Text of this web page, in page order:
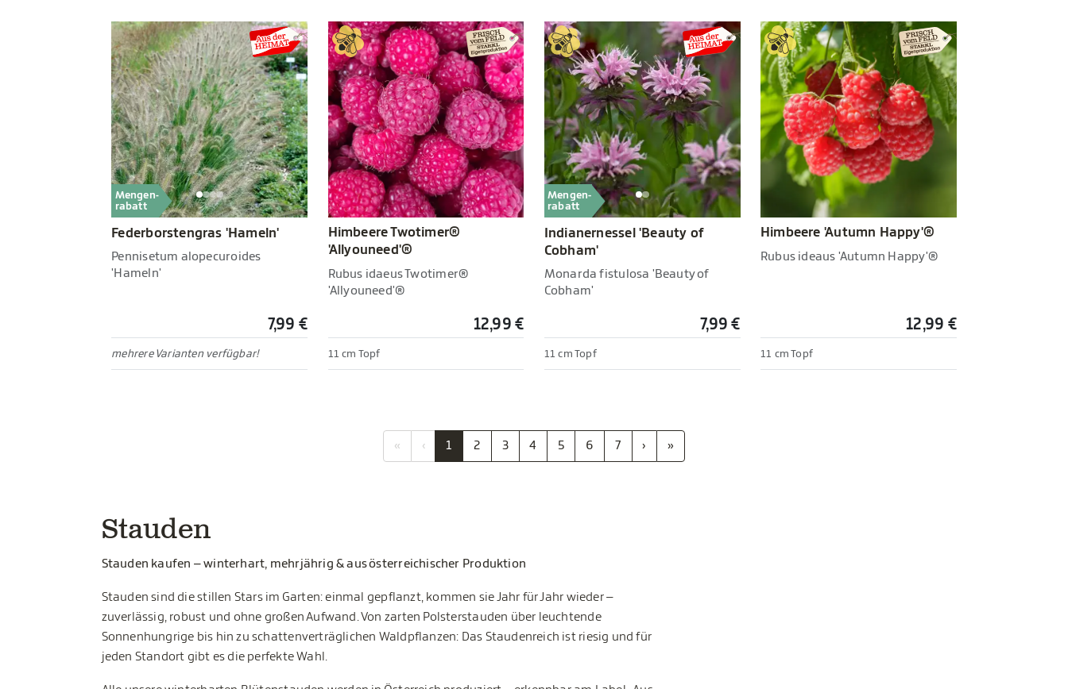
Mengen-
rabatt
Federborstengras 'Hameln'
Pennisetum alopecuroides
'Hameln'
7,99 €
mehrere Varianten verfügbar!
Himbeere Twotimer®
'Allyouneed'®
Rubus idaeus Twotimer®
'Allyouneed'®
12,99 €
11 cm Topf
Mengen-
rabatt
Indianernessel 'Beauty of
Cobham'
Monarda fistulosa 'Beauty of
Cobham'
7,99 €
11 cm Topf
Himbeere 'Autumn Happy'®
Rubus ideaus 'Autumn Happy'®
12,99 €
11 cm Topf
« ‹ 1 2 3 4 5 6 7 › »
Stauden
Stauden kaufen – winterhart, mehrjährig & aus österreichischer Produktion
Stauden sind die stillen Stars im Garten: einmal gepflanzt, kommen sie Jahr für Jahr wieder –
zuverlässig, robust und ohne großen Aufwand. Von zarten Polsterstauden über leuchtende
Sonnenhungrige bis hin zu schattenverträglichen Waldpflanzen: Das Staudenreich ist riesig und für
jeden Standort gibt es die perfekte Wahl.